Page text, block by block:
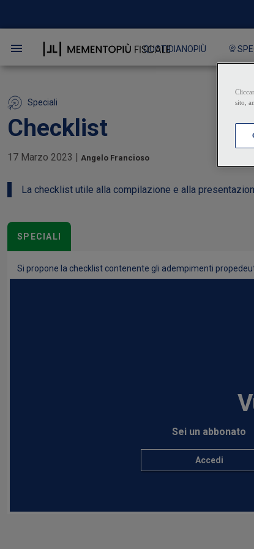
QUOTIDIANOPIÙ
Speciali
Checklist
17 Marzo 2023 | Angelo Francioso
La checklist utile alla compilazione e alla
SPECIALI
Si propone la checklist contenente gli adempimenti
Sei un abbonato
Accedi